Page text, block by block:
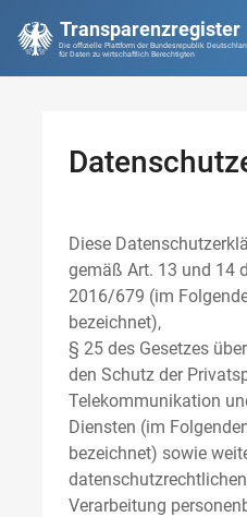
Transparenzregister
Die offizielle Plattform der Bundesrepublik
für Daten zu wirtschaftlich Berechtigten
Diese
gemäß Art. 13 und 14
2016/679 (im
bezeichnet),
§ 25 des Gesetzes
den Schutz der
Telekommunikation
Diensten (im
bezeichnet) sowie
Verarbeitung